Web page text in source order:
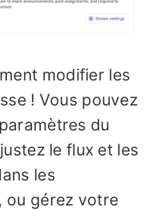
modifier les
! Vous pouvez
du
le flux et les
les
ou gérez votre